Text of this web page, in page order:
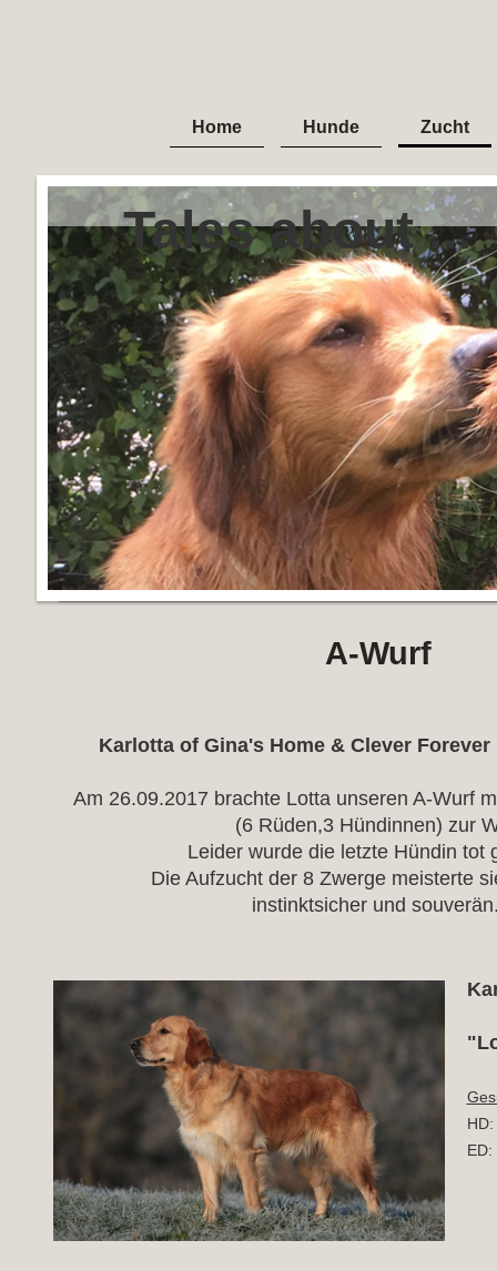
Home Hunde Zucht
Tales about ...
A-Wurf
Karlotta of Gina's Home & Clever
Am 26.09.2017 brachte Lotta unseren A-Wurf
(6 Rüden,3 Hündinnen) zur
Leider wurde die letzte Hündin tot
Die Aufzucht der 8 Zwerge meisterte
instinktsicher und
HD:
ED: